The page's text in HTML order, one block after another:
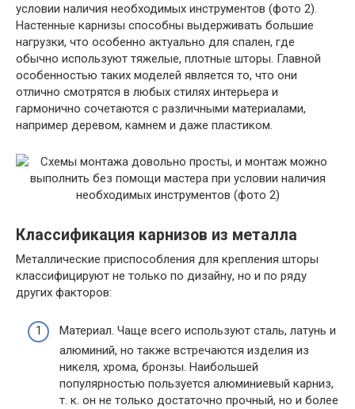
условии наличия необходимых инструментов (фото 2).
Настенные карнизы способны выдерживать большие
нагрузки, что особенно актуально для спален, где
обычно используют тяжелые, плотные шторы. Главной
особенностью таких моделей является то, что они
отлично смотрятся в любых стилях интерьера и
гармонично сочетаются с различными материалами,
например деревом, камнем и даже пластиком.
Классификация карнизов из металла
Металлические приспособления для крепления шторы
классифицируют не только по дизайну, но и по ряду
других факторов:
Материал. Чаще всего используют сталь, латунь и
алюминий, но также встречаются изделия из
никеля, хрома, бронзы. Наибольшей
популярностью пользуется алюминиевый карниз,
т. к. он не только достаточно прочный, но и более